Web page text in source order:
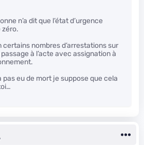
n’a dit que l’état d’urgence
zéro.
certains nombres d’arrestations sur
à l’acte avec assignation à
pas eu de mort je suppose que cela